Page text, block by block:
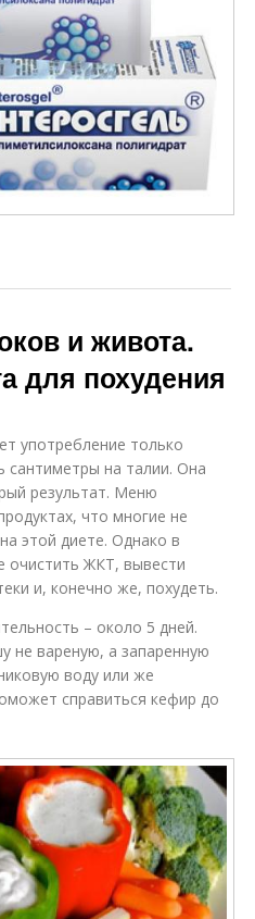
и живота.
для похудения
употребление только
сантиметры на талии. Она
результат. Меню
что многие не
этой диете. Однако в
очистить ЖКТ, вывести
и, конечно же, похудеть.
– около 5 дней.
не вареную, а запаренную
воду или же
справиться кефир до